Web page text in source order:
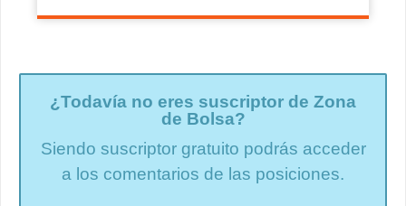
¿Todavía no eres suscriptor de Zona
de Bolsa?
Siendo suscriptor gratuito podrás acceder
a los comentarios de las posiciones.